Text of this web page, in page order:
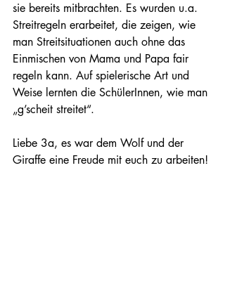
sie bereits mitbrachten. Es wurden u.a.
Streitregeln erarbeitet, die zeigen, wie
man Streitsituationen auch ohne das
Einmischen von Mama und Papa fair
regeln kann. Auf spielerische Art und
Weise lernten die SchülerInnen, wie man
„g’scheit streitet“.
Liebe 3a, es war dem Wolf und der
Giraffe eine Freude mit euch zu arbeiten!